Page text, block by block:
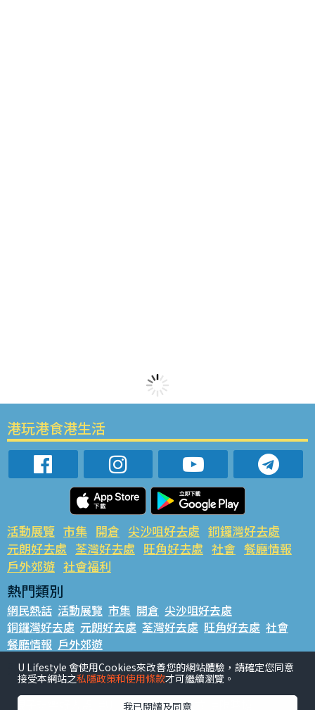
港玩港食港生活
活動展覽 市集 開倉 尖沙咀好去處 銅鑼灣好去處
元朗好去處 荃灣好去處 旺角好去處 社會 餐廳情報
戶外郊遊 社會福利
熱門類別
網民熱話 活動展覽 市集 開倉 尖沙咀好去處
銅鑼灣好去處 元朗好去處 荃灣好去處 旺角好去處 社會
餐廳情報 戶外郊遊
熱門標籤
#UGO搵好去處 #人氣活動推介 #美食社群熱話
#ULifestyle應用程式
U Lifestyle 會使用Cookies來改善您的網站體驗，請確定您同意
接受本網站之私隱政策和使用條款才可繼續瀏覽。
我已閱讀及同意